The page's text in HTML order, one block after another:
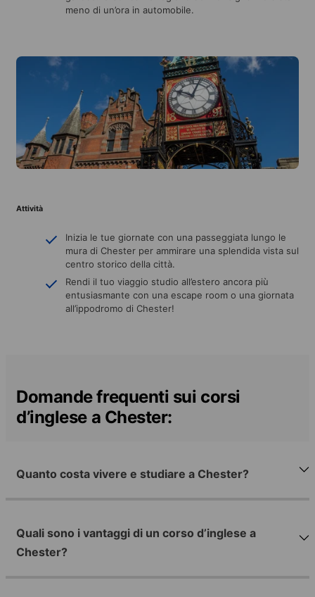
meno di un’ora in automobile.
Attività
Inizia le tue giornate con una passeggiata lungo le
mura di Chester per ammirare una splendida vista sul
centro storico della città.
Rendi il tuo viaggio studio all’estero ancora più
entusiasmante con una escape room o una giornata
all’ippodromo di Chester!
Domande frequenti sui corsi
d’inglese a Chester:
Quanto costa vivere e studiare a Chester?
Quali sono i vantaggi di un corso d’inglese a
Chester?